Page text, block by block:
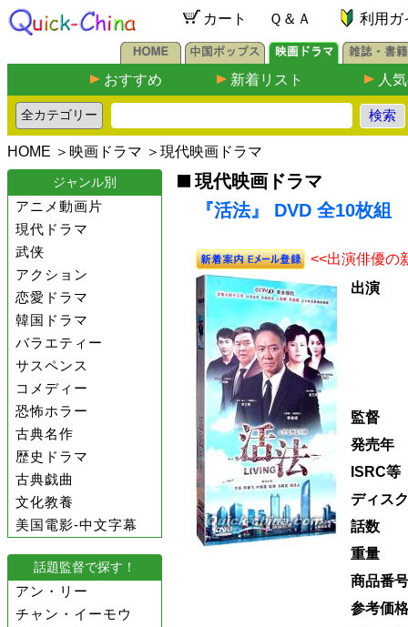
カート Ｑ＆Ａ 利用ガ
おすすめ 新着リスト 人
HOME ＞ 映画ドラマ ＞ 現代映画ドラマ
ジャンル別
アニメ動画片
現代ドラマ
武侠
アクション
恋愛ドラマ
韓国ドラマ
バラエティー
サスペンス
コメディー
恐怖ホラー
古典名作
歴史ドラマ
古典戯曲
文化教養
美国電影-中文字幕
話題監督で探す！
アン・リー
チャン・イーモウ
現代映画ドラマ
『活法』 DVD 全10枚組
<<出演俳優の
出演
監督
発売年
ISRC等
ディスク
話数
重量
商品番号
参考価格